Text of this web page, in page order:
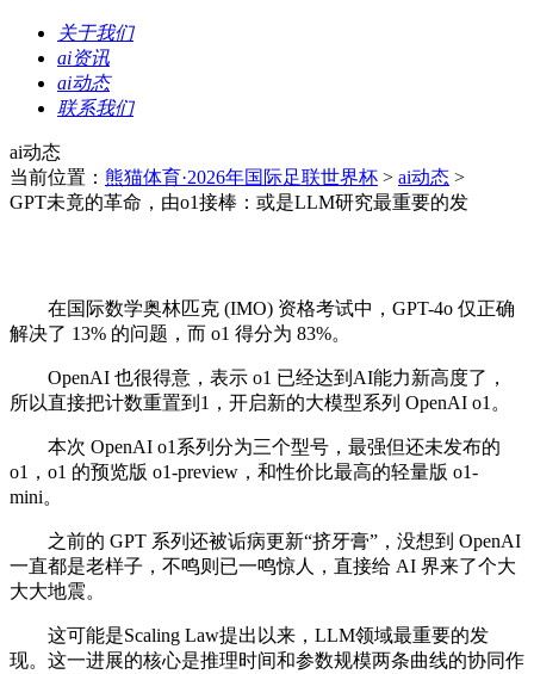
关于我们
ai资讯
ai动态
联系我们
ai动态
当前位置： 熊猫体育·2026年国际足联世界杯 > ai动态 >
GPT未竟的革命，由o1接棒：或是LLM研究最重要的发
在国际数学奥林匹克 (IMO) 资格考试中，GPT-4o 仅正确
解决了 13% 的问题，而 o1 得分为 83%。
OpenAI 也很得意，表示 o1 已经达到AI能力新高度了，
所以直接把计数重置到1，开启新的大模型系列 OpenAI o1。
本次 OpenAI o1系列分为三个型号，最强但还未发布的
o1，o1 的预览版 o1-preview，和性价比最高的轻量版 o1-
mini。
之前的 GPT 系列还被诟病更新“挤牙膏”，没想到 OpenAI
一直都是老样子，不鸣则已一鸣惊人，直接给 AI 界来了个大
大大地震。
这可能是Scaling Law提出以来，LLM领域最重要的发
现。这一进展的核心是推理时间和参数规模两条曲线的协同作